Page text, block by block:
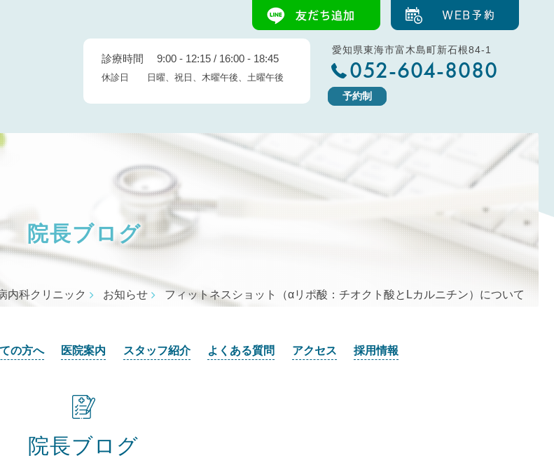
診療時間 9:00 - 12:15 / 16:00 - 18:45
休診日 日曜、祝日、木曜午後、土曜午後
愛知県東海市富木島町新石根84-1
052-604-8080
予約制
院長ブログ
内科クリニック お知らせ フィットネスショット（αリポ酸：チオクト酸とLカルニチン）について
の方へ 医院案内 スタッフ紹介 よくある質問 アクセス 採用情報
院長ブログ